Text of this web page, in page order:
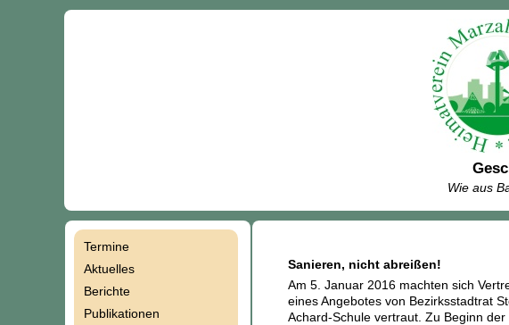
Wie aus
Sanieren, nicht abreißen!
Am 5. Januar 2016 machten sich
eines Angebotes von Bezirksstadtrat
Achard-Schule vertraut. Zu Beginn
Termine
Aktuelles
Berichte
Publikationen